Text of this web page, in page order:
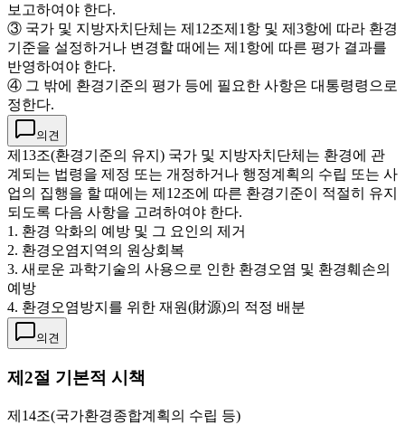
보고하여야 한다.
③ 국가 및 지방자치단체는 제12조제1항 및 제3항에 따라 환경
기준을 설정하거나 변경할 때에는 제1항에 따른 평가 결과를
반영하여야 한다.
④ 그 밖에 환경기준의 평가 등에 필요한 사항은 대통령령으로
정한다.
의견
제13조(환경기준의 유지) 국가 및 지방자치단체는 환경에 관
계되는 법령을 제정 또는 개정하거나 행정계획의 수립 또는 사
업의 집행을 할 때에는 제12조에 따른 환경기준이 적절히 유지
되도록 다음 사항을 고려하여야 한다.
1. 환경 악화의 예방 및 그 요인의 제거
2. 환경오염지역의 원상회복
3. 새로운 과학기술의 사용으로 인한 환경오염 및 환경훼손의
예방
4. 환경오염방지를 위한 재원(財源)의 적정 배분
의견
제2절 기본적 시책
제14조(국가환경종합계획의 수립 등)